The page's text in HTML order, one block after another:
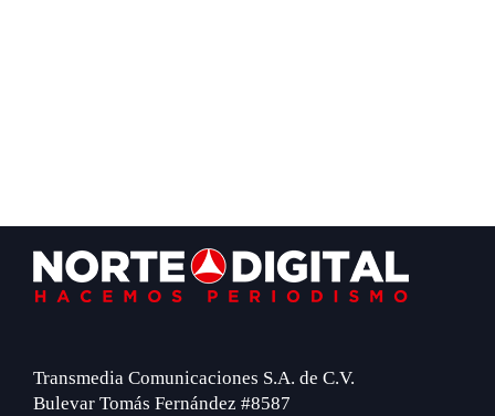
Footer
Transmedia Comunicaciones S.A. de C.V.
Bulevar Tomás Fernández #8587